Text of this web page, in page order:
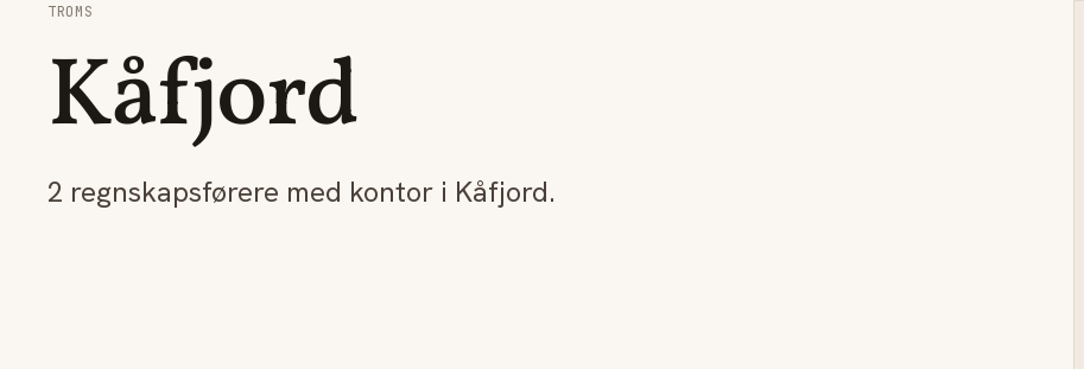
TROMS
Kåfjord
2 regnskapsførere med kontor i Kåfjord.